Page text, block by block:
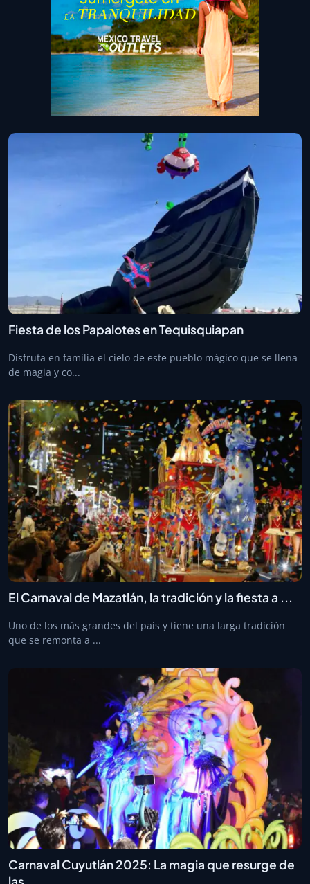
Fiesta de los Papalotes en Tequisquiapan
Disfruta en familia el cielo de este pueblo mágico que se llena
de magia y co...
El Carnaval de Mazatlán, la tradición y la fiesta a ...
Uno de los más grandes del país y tiene una larga tradición
que se remonta a ...
Carnaval Cuyutlán 2025: La magia que resurge de